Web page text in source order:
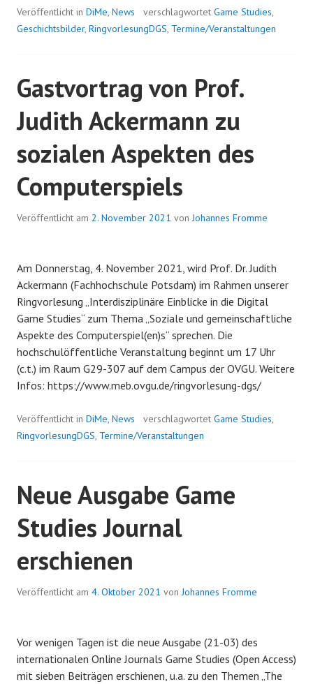
Veröffentlicht in DiMe, News verschlagwortet Game Studies,
Geschichtsbilder, RingvorlesungDGS, Termine/Veranstaltungen
Gastvortrag von Prof.
Judith Ackermann zu
sozialen Aspekten des
Computerspiels
Veröffentlicht am 2. November 2021 vonJohannes Fromme
Am Donnerstag, 4. November 2021, wird Prof. Dr. Judith
Ackermann (Fachhochschule Potsdam) im Rahmen unserer
Ringvorlesung „Interdisziplinäre Einblicke in die Digital
Game Studies“ zum Thema „Soziale und gemeinschaftliche
Aspekte des Computerspiel(en)s“ sprechen. Die
hochschulöffentliche Veranstaltung beginnt um 17 Uhr
(c.t.) im Raum G29-307 auf dem Campus der OVGU. Weitere
Infos: https://www.meb.ovgu.de/ringvorlesung-dgs/
Veröffentlicht in DiMe, News verschlagwortet Game Studies,
RingvorlesungDGS, Termine/Veranstaltungen
Neue Ausgabe Game
Studies Journal
erschienen
Veröffentlicht am 4. Oktober 2021 vonJohannes Fromme
Vor wenigen Tagen ist die neue Ausgabe (21-03) des
internationalen Online Journals Game Studies (Open Access)
mit sieben Beiträgen erschienen, u.a. zu den Themen „The